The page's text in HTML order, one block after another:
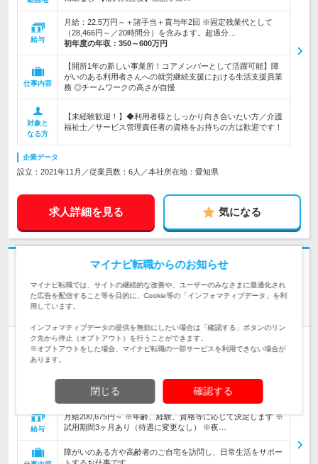
給与
月給：22.5万円～＋諸手当＋賞与年2回 ※固定残業代として
（28,466円～／20時間分）を含みます。超過分…
初年度の年収： 350～600万円
仕事内容
【開所1年の新しい事業所！コアメンバーとして活躍可能】障
がいのある利用者さんへの就労継続支援における生活支援員業
務 ◎チームワークの高さが自慢
対象と
なる方
【未経験歓迎！】◆利用者様としっかり向き合いたい方／介護
福祉士／サービス管理責任者の資格をお持ちの方は歓迎です！
企業データ
設立：2021年11月／従業員数：6人／本社所在地：愛知県
求人詳細を見る 気になる
志望動機・自己PR不要
社会福祉法人名古屋キリスト教社会館 | 障がいのある方の地域生活を支え
る施設・生活介護事業所を運営
《夜勤あり》【ホームヘルプ生活支援員】手当充実★未経験OK
正社員 職種・業種未経験OK 第二新卒歓迎
情報更新日：2026/07/03 終了予定日：2026/12/24
＜活動センターねーぶる・ホーム社会館＞ 愛知県名古屋市南
区要町1-20 ◎車通勤OK 【雇入れ直後…
給与
月給200,675円～ ※年齢、経験、資格等に応じて決定します ※
試用期間3ヶ月あり（待遇に変更なし） ※夜…
障がいのある方や高齢者のご自宅を訪問し、日常生活をサポー
マイナビ転職からのお知らせ
マイナビ転職では、サイトの継続的な改善や、ユーザーのみなさまに最適化され
た広告を配信すること等を目的に、Cookie等の「インフォマティブデータ」を利
用しています。
インフォマティブデータの提供を無効にしたい場合は「確認する」ボタンのリン
ク先から停止（オプトアウト）を行うことができます。
※オプトアウトをした場合、マイナビ転職の一部サービスを利用できない場合が
あります。
閉じる 確認する